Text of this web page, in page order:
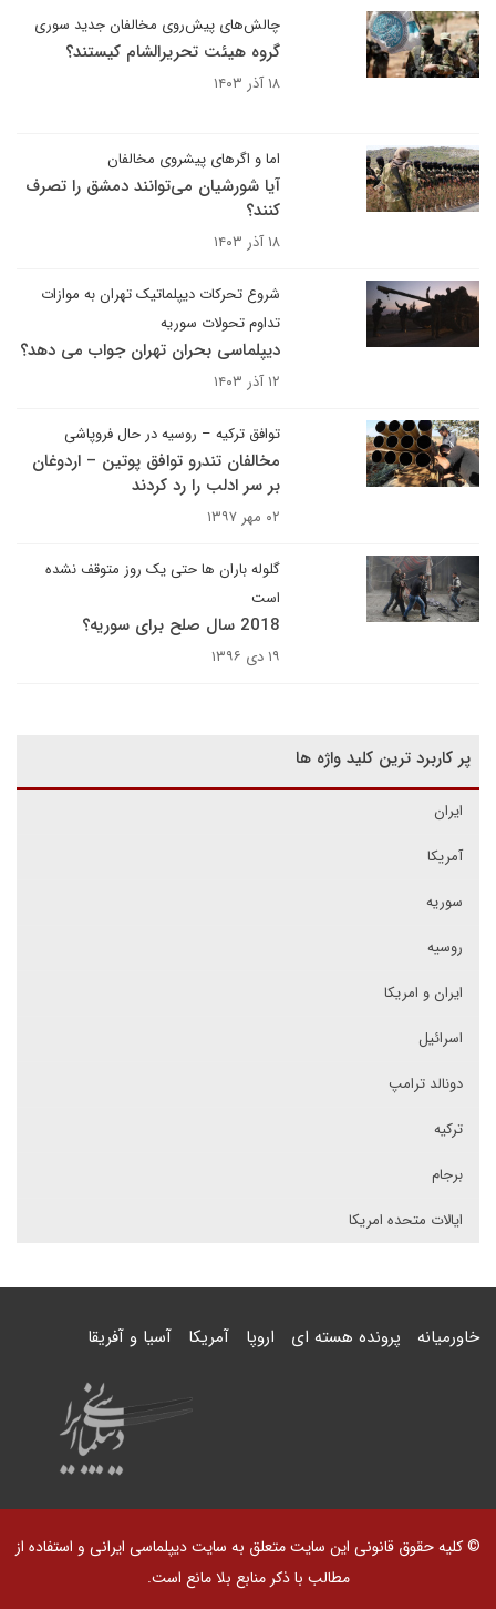
چالش‌های پیش‌روی مخالفان جدید سوری
گروه هیئت تحریرالشام کیستند؟
۱۸ آذر ۱۴۰۳
اما و اگرهای پیشروی مخالفان
آیا شورشیان می‌توانند دمشق را تصرف
کنند؟
۱۸ آذر ۱۴۰۳
شروع تحرکات دیپلماتیک تهران به موازات
تداوم تحولات سوریه
دیپلماسی بحران تهران جواب می دهد؟
۱۲ آذر ۱۴۰۳
توافق ترکیه – روسیه در حال فروپاشی
مخالفان تندرو توافق پوتین – اردوغان
بر سر ادلب را رد کردند
۰۲ مهر ۱۳۹۷
گلوله باران ها حتی یک روز متوقف نشده
است
2018 سال صلح برای سوریه؟
۱۹ دی ۱۳۹۶
پر کاربرد ترین کلید واژه ها
ایران
آمریکا
سوریه
روسیه
ایران و امریکا
اسرائیل
دونالد ترامپ
ترکیه
برجام
ایالات متحده امریکا
خاورمیانه پرونده هسته ای اروپا آمریکا آسیا و آفریقا
© کلیه حقوق قانونی این سایت متعلق به سایت دیپلماسی ایرانی و استفاده از
مطالب با ذکر منابع بلا مانع است.